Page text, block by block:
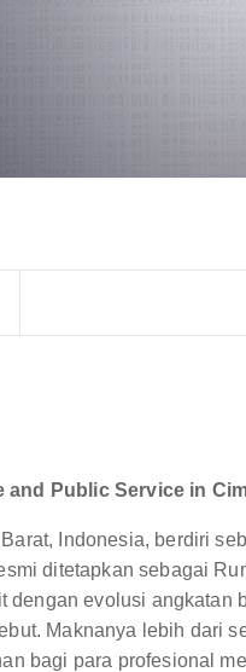
and Public Service in
Indonesia, berdiri
ditetapkan sebagai
dengan evolusi angkatan
Maknanya lebih dari
bagi para profesional